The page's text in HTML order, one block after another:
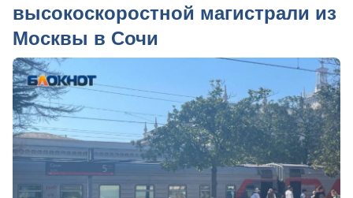
высокоскоростной магистрали из
Москвы в Сочи